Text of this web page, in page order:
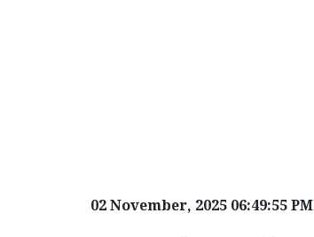
02 November, 2025 06:49:55 PM